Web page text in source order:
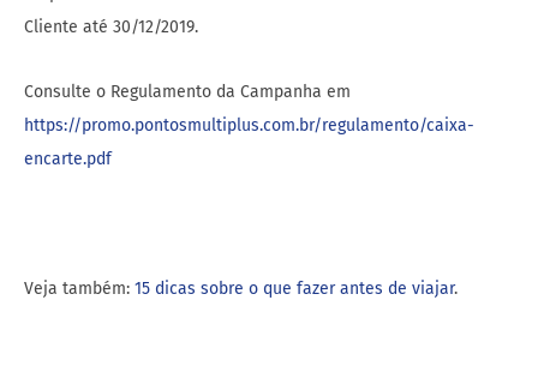
Cliente até 30/12/2019.
Consulte o Regulamento da Campanha em
https://promo.pontosmultiplus.com.br/regulamento/caixa-
encarte.pdf
Veja também: 15 dicas sobre o que fazer antes de viajar.